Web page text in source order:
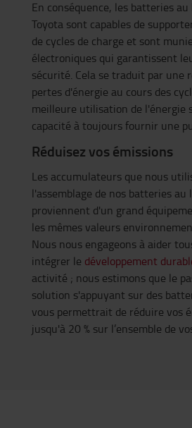
En conséquence, les batteries
Toyota sont capables de
de cycles de charge et sont
électroniques qui garantissent
sécurité. Cela se traduit par une
pertes d'énergie au cours des
meilleure utilisation de l'énergie
capacité à toujours fournir une
Réduisez vos émissions
Les accumulateurs que nous
l'assemblage de nos batteries
proviennent d'un grand
les mêmes valeurs
Nous nous engageons à aider
intégrer le développement
activité ; nous estimons que le
solution s'appuyant sur des
vous permettrait de réduire vos
jusqu'à 20 % sur l’ensemble de